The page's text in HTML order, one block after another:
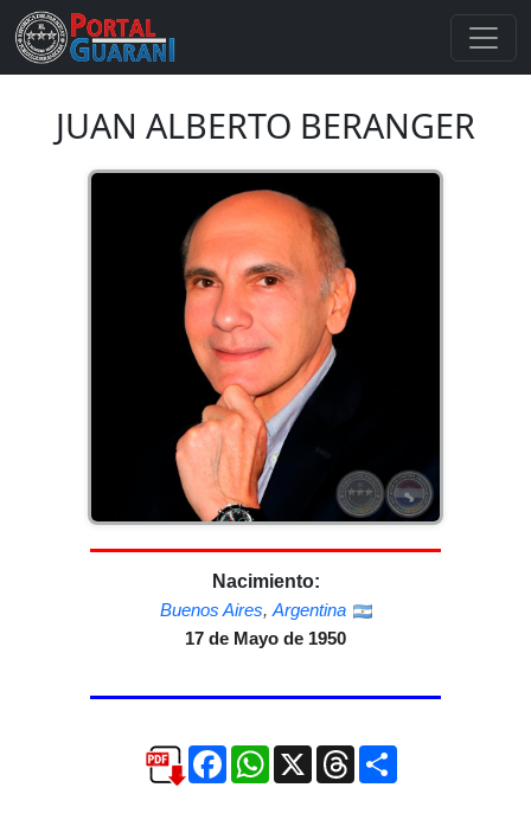
JUAN ALBERTO BERANGER
Nacimiento:
Buenos Aires, Argentina
17 de Mayo de 1950
FacebookWhatsApp
X ThreadsCompartir